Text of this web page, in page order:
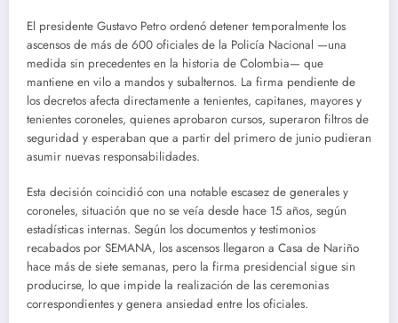
El presidente Gustavo Petro ordenó detener temporalmente los
ascensos de más de 600 oficiales de la Policía Nacional —una
medida sin precedentes en la historia de Colombia— que
mantiene en vilo a mandos y subalternos. La firma pendiente de
los decretos afecta directamente a tenientes, capitanes, mayores y
tenientes coroneles, quienes aprobaron cursos, superaron filtros de
seguridad y esperaban que a partir del primero de junio pudieran
asumir nuevas responsabilidades.
Esta decisión coincidió con una notable escasez de generales y
coroneles, situación que no se veía desde hace 15 años, según
estadísticas internas. Según los documentos y testimonios
recabados por SEMANA, los ascensos llegaron a Casa de Nariño
hace más de siete semanas, pero la firma presidencial sigue sin
producirse, lo que impide la realización de las ceremonias
correspondientes y genera ansiedad entre los oficiales.